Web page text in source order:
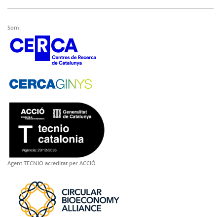
Som:
Agent TECNIO acreditat per ACCIÓ